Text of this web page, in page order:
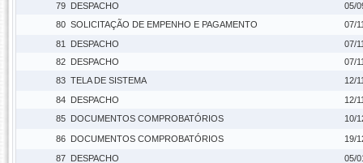
79 DESPACHO
05/
80 SOLICITAÇÃO DE EMPENHO E PAGAMENTO
07/
81
DESPACHO
07/
82 DESPACHO
07/
83 TELA DE SISTEMA
12/
84 DESPACHO
12/
85 DOCUMENTOS COMPROBATÓRIOS 10/
86 DOCUMENTOS COMPROBATÓRIOS
19/
87 DESPACHO 05/